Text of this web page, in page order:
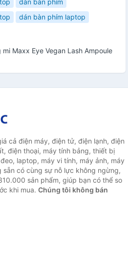
dán bàn phím
dán bàn phím laptop
Maxx Eye Vegan Lash Ampoule
cả điện máy, điện tử, điện lạnh, điện
điện thoại, máy tính bảng, thiết bị
laptop, máy vi tính, máy ảnh, máy
sẵn có cùng sự nỗ lực không ngừng,
sản phẩm, giúp bạn có thể so
khi mua. Chúng tôi không bán